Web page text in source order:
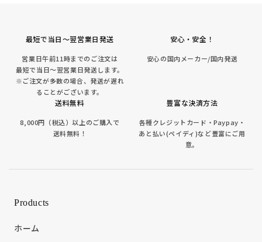
最短で当日～翌営業日発送
営業日午前11時までのご注文は
最短で当日～翌営業日発送します。
※ご注文が多数の場合、発送が遅れ
ることがございます。
安心・安全！
安心の国内メーカー/国内発送
送料無料
8,000円（税込）以上のご購入で
送料無料！
豊富な決済方法
各種クレジットカード・Paypay・
あと払い(ペイディ)など豊富にご用
意。
Products
ホーム